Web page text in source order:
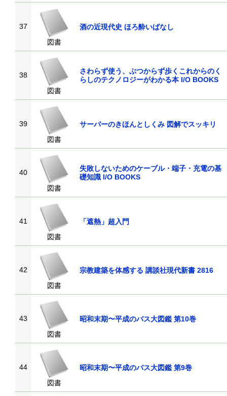
37
図書
酒の近現代史 ほろ酔いばなし
38
図書
さわらず使う、ぶつからず歩くこれからのく
らしのテクノロジーがわかる本 I/O BOOKS
39
図書
サーバーのきほんとしくみ 図解でスッキリ
40
図書
失敗しないためのケーブル・端子・充電の基
礎知識 I/O BOOKS
41
図書
「遮熱」超入門
42
図書
宗教建築を体感する 講談社現代新書 2816
43
図書
昭和末期〜平成のバス大図鑑 第10巻
44
図書
昭和末期〜平成のバス大図鑑 第9巻